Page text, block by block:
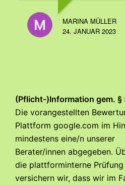
MARINA MÜLLER
24. JANUAR 2023
(Pflicht-)Information gem. §
Die vorangestellten
Plattform google.com im
mindestens eine/n unserer
Berater/innen abgegeben.
die plattforminterne
versichern wir, dass wir im